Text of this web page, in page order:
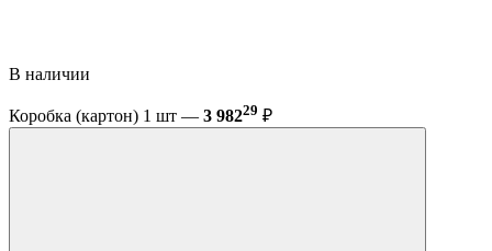
В наличии
Коробка (картон) 1 шт — 3 98229 ₽